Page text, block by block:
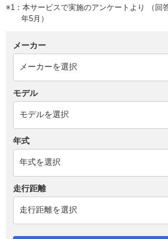
※1：本サービスで実施のアンケートより （回
年5月）
メーカー
モデル
年式
走行距離